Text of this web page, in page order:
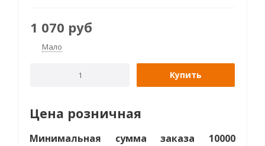
1 070 руб
Мало
Купить
Цена розничная
Минимальная сумма заказа 10000